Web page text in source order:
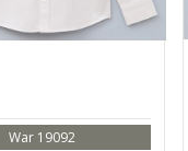
War 19092